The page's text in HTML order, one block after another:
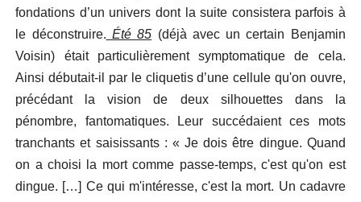
fondations d’un univers dont la suite consistera parfois à
le déconstruire. Été 85 (déjà avec un certain Benjamin
Voisin)
était particulièrement symptomatique de cela.
Ainsi débutait-il par le cliquetis d’une cellule qu'on ouvre,
précédant la vision de deux silhouettes dans la
pénombre, fantomatiques. Leur succédaient ces mots
tranchants et saisissants : « Je dois être dingue. Quand
on a choisi la mort comme passe-temps, c'est qu'on est
dingue. […] Ce qui m'intéresse, c'est la mort. Un cadavre